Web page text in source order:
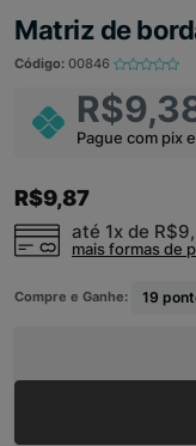
Matriz de
Código: 00846
Pague com pix
R$9,87
até 1x de
mais formas de
Compre e Ganhe: 19